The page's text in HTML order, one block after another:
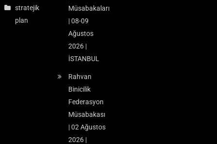
stratejik
plan
Müsabakaları
| 08-09
Ağustos
2026 |
İSTANBUL
Rahvan
Binicilik
Federasyon
Müsabakası
| 02 Ağustos
2026 |